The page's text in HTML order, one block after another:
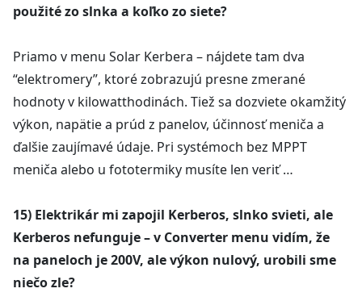
použité zo slnka a koľko zo siete?
Priamo v menu Solar Kerbera – nájdete tam dva
“elektromery”, ktoré zobrazujú presne zmerané
hodnoty v kilowatthodinách. Tiež sa dozviete okamžitý
výkon, napätie a prúd z panelov, účinnosť meniča a
ďalšie zaujímavé údaje. Pri systémoch bez MPPT
meniča alebo u fototermiky musíte len veriť …
15) Elektrikár mi zapojil Kerberos, slnko svieti, ale
Kerberos nefunguje – v Converter menu vidím, že
na paneloch je 200V, ale výkon nulový, urobili sme
niečo zle?